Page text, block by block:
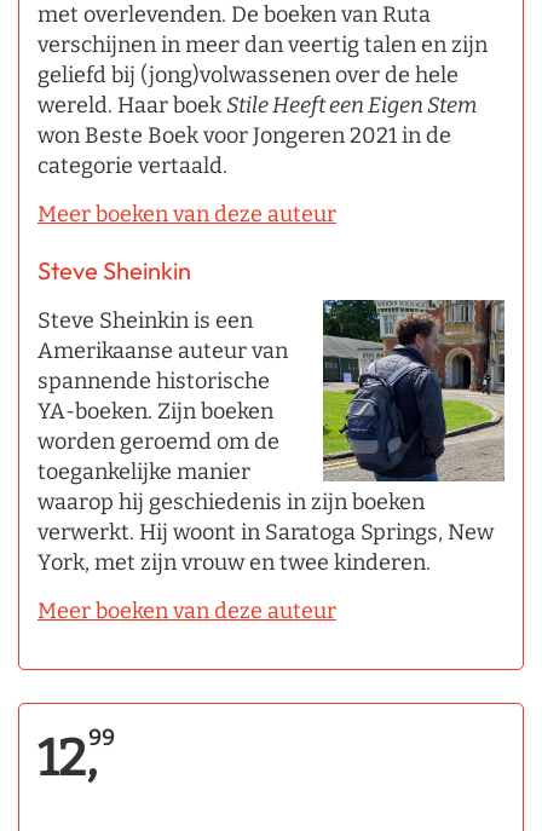
met overlevenden. De boeken van Ruta
verschijnen in meer dan veertig talen en zijn
geliefd bij (jong)volwassenen over de hele
wereld. Haar boekStile Heeft een Eigen Stem
won Beste Boek voor Jongeren 2021 in de
categorie vertaald.
Meer boeken van deze auteur
Steve Sheinkin
Steve Sheinkin is een
Amerikaanse auteur van
spannende historische
YA-boeken. Zijn boeken
worden geroemd om de
toegankelijke manier
waarop hij geschiedenis in zijn boeken
verwerkt. Hij woont in Saratoga Springs, New
York, met zijn vrouw en twee kinderen.
Meer boeken van deze auteur
12,99